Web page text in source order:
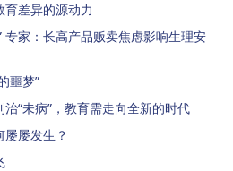
差异的源动力
专家：长高产品贩卖焦虑影响生理安
噩梦”
“未病”，教育需走向全新的时代
屡发生？